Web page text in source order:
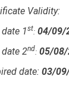
Validity:
1st: 04/09/
2nd: 05/
date: 03/